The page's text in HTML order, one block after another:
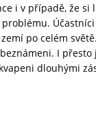
i v případě, že
po celém
I přesto
dlouhými